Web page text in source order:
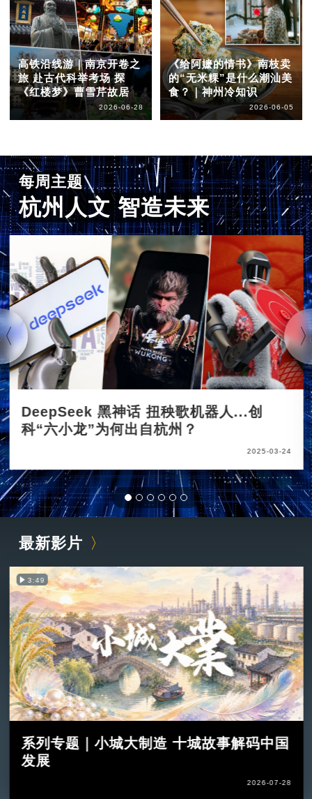
高铁沿线游｜南京开卷之
旅 赴古代科举考场 探
《红楼梦》曹雪芹故居
2026-06-28
《给阿嬷的情书》南枝卖
的“无米粿”是什么潮汕美
食？｜神州冷知识
2026-06-05
每周主题
杭州人文 智造未来
DeepSeek 黑神话 扭秧歌机器人...创
科“六小龙”为何出自杭州？
2025-03-24
最新影片
3:49
系列专题｜小城大制造 十城故事解码中国
发展
2026-07-28